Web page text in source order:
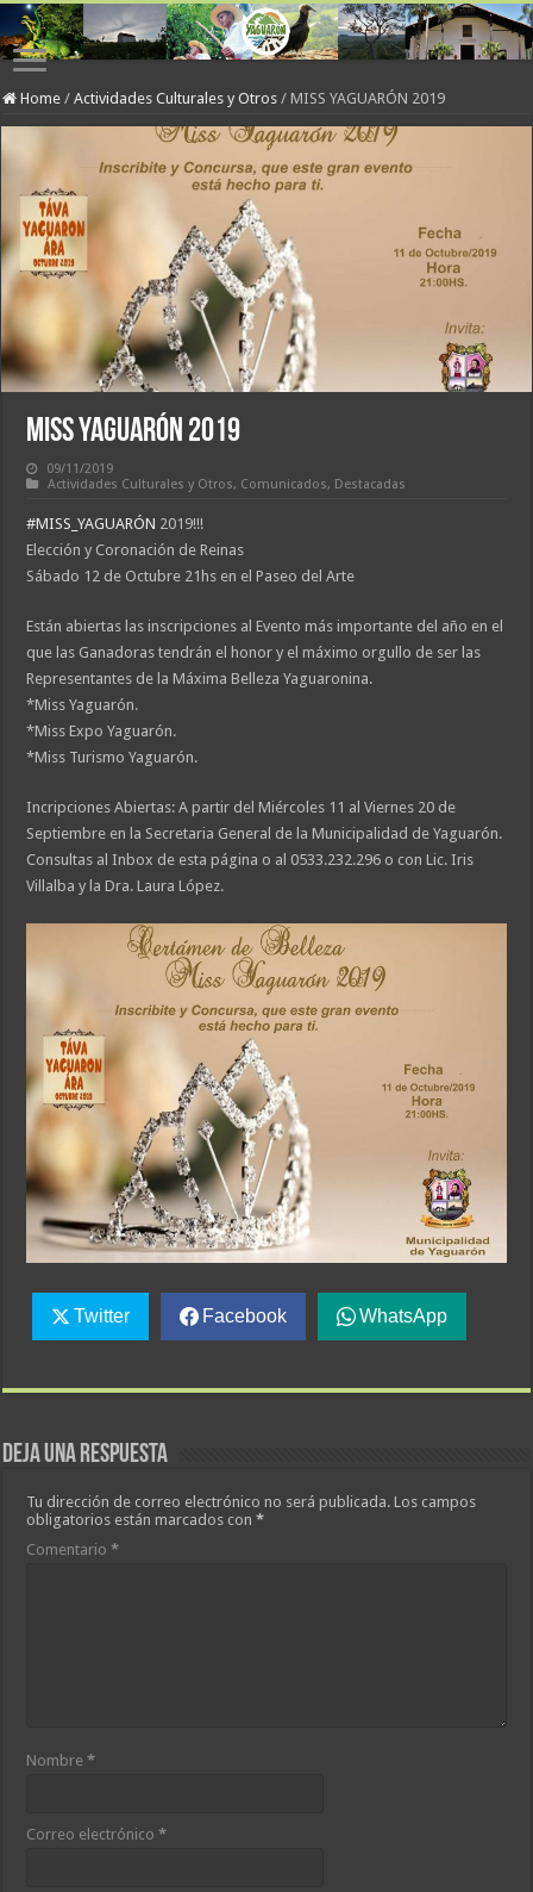
Home / Actividades Culturales y Otros / MISS YAGUARÓN 2019
MISS YAGUARÓN 2019
09/11/2019
Actividades Culturales y Otros, Comunicados, Destacadas
#MISS_YAGUARÓN 2019!!!
Elección y Coronación de Reinas
Sábado 12 de Octubre 21hs en el Paseo del Arte
Están abiertas las inscripciones al Evento más importante del año en el
que las Ganadoras tendrán el honor y el máximo orgullo de ser las
Representantes de la Máxima Belleza Yaguaronina.
*Miss Yaguarón.
*Miss Expo Yaguarón.
*Miss Turismo Yaguarón.
Incripciones Abiertas: A partir del Miércoles 11 al Viernes 20 de
Septiembre en la Secretaria General de la Municipalidad de Yaguarón.
Consultas al Inbox de esta página o al 0533.232.296 o con Lic. Iris
Villalba y la Dra. Laura López.
Twitter Facebook WhatsApp
Deja una respuesta
Tu dirección de correo electrónico no será publicada. Los campos
obligatorios están marcados con*
Comentario*
Nombre*
Correo electrónico*